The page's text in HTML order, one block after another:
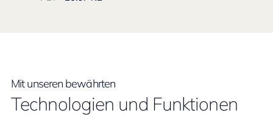
Mit unseren bewährten
Technologien und Funktionen